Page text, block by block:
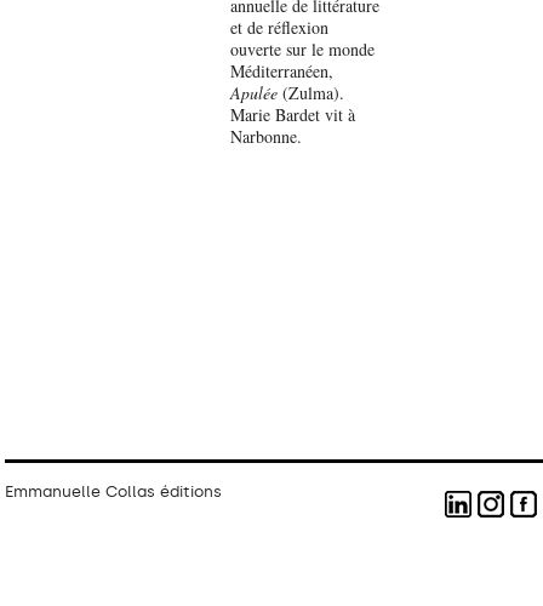
annuelle de littérature
et de réflexion
ouverte sur le monde
Méditerranéen,
Apulée (Zulma).
Marie Bardet vit à
Narbonne.
Emmanuelle Collas éditions